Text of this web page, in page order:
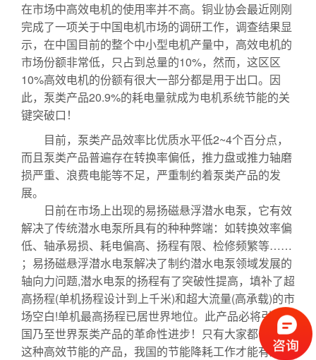
在市场中高效电机的使用率并不高。铜业协会最近刚刚
完成了一项关于中国电机市场的调研工作，调查结果显
示，在中国目前的整个中小型电机产量中，高效电机的
市场份额非常低，只占到总量的10%，然而，这区区
10%高效电机的份额有很大一部分都是用于出口。因
此，泵类产品20.9%的耗电量就成为电机系统节能的关
键突破口！
目前，泵类产品效率比优质水平低2~4个百分点，
而且泵类产品普遍存在转换率偏低，推力盘或推力轴磨
损严重、浪费电能等不足，严重制约着泵类产品的发
展。
日前在市场上出现的易扬磁悬浮潜水电泵，它有效
解决了传统潜水电泵所具有的种种弊端：如转换效率偏
低、轴承易损、耗电偏高、扬程有限、检修频繁等……
；易扬磁悬浮潜水电泵解决了制约潜水电泵领域发展的
轴向力问题,潜水电泵的扬程有了突破性提高，填补了超
高扬程(单机扬程设计到上千米)和超大流量(高承载)的市
场空白!单机最高扬程已居世界地位。此产品必将引领中
国乃至世界泵类产品的革命性进步！只有大家都去选用
这种高效节能的产品，我国的节能降耗工作才能有效的